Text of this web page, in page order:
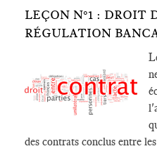
LEÇON N°1 : DROIT
RÉGULATION
des contrats conclus entre